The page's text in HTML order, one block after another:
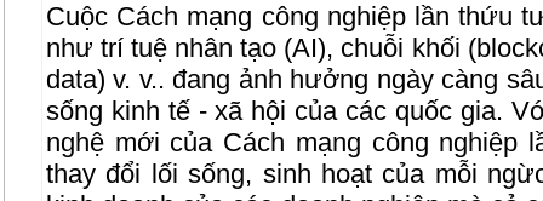
Cuộc Cách mạng công nghiệp lần thứu
như trí tuệ nhân tạo (AI), chuỗi khối
data) v. v.. đang ảnh hưởng ngày càng
sống kinh tế - xã hội của các quốc gia.
nghệ mới của Cách mạng công nghiệp
thay đổi lối sống, sinh hoạt của mỗi